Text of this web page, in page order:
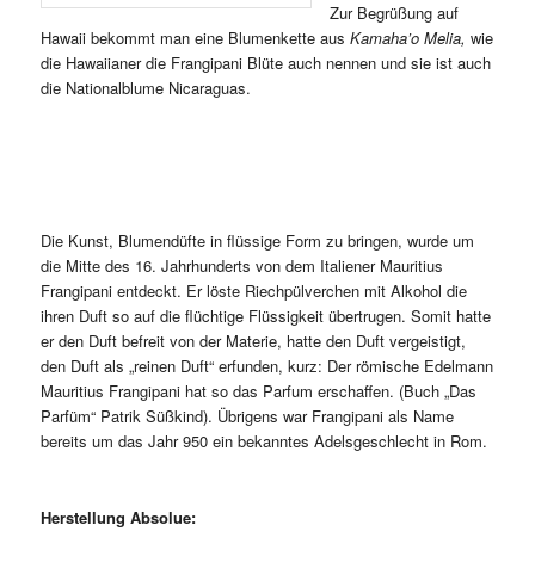
Zur Begrüßung auf
Hawaii bekommt man eine Blumenkette aus Kamaha’o Melia, wie
die Hawaiianer die Frangipani Blüte auch nennen und sie ist auch
die Nationalblume Nicaraguas.
Die Kunst, Blumendüfte in flüssige Form zu bringen, wurde um
die Mitte des 16. Jahrhunderts von dem Italiener Mauritius
Frangipani entdeckt. Er löste Riechpülverchen mit Alkohol die
ihren Duft so auf die flüchtige Flüssigkeit übertrugen. Somit hatte
er den Duft befreit von der Materie, hatte den Duft vergeistigt,
den Duft als „reinen Duft“ erfunden, kurz: Der römische Edelmann
Mauritius Frangipani hat so das Parfum erschaffen. (Buch „Das
Parfüm“ Patrik Süßkind). Übrigens war Frangipani als Name
bereits um das Jahr 950 ein bekanntes Adelsgeschlecht in Rom.
Herstellung Absolue: